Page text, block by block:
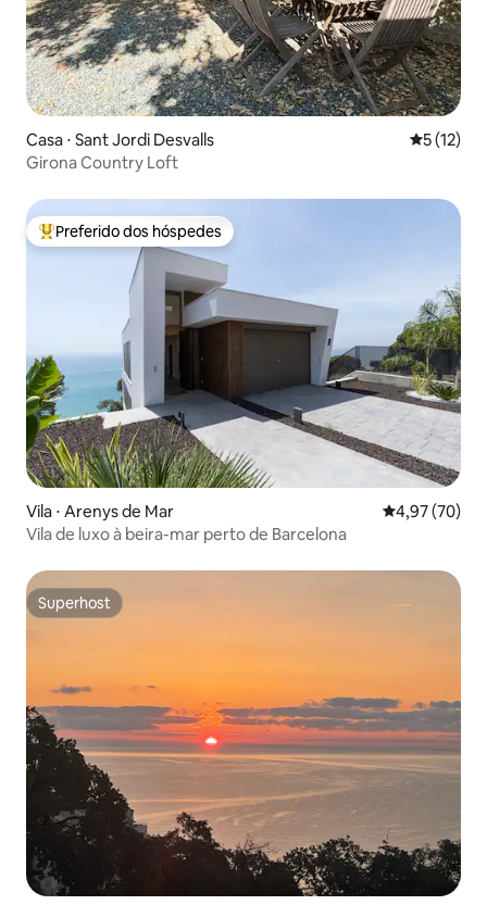
Casa ⋅ Sant Jordi Desvalls 5 de uma
5 (12)
Girona Country Loft
Entre os melhores preferidos dos hóspedes
Preferido dos hóspedes
Vila ⋅ Arenys de Mar 4,97 de uma
4,97 (70)
Vila de luxo à beira-mar perto de Barcelona
Superhost
Superhost